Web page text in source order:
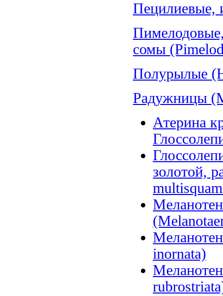
Пецилиевые,
сомы
Полурылые
Радужницы
Атерина
золотой,
inornata)